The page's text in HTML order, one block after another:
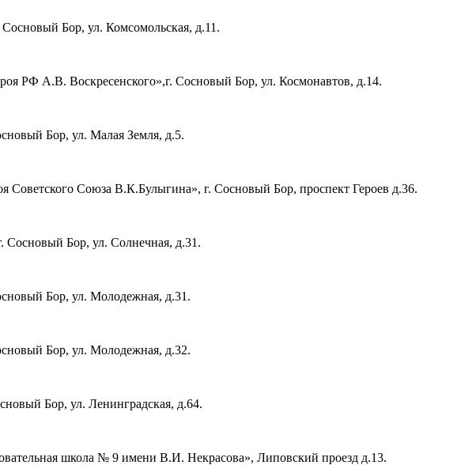
Бор, ул. Комсомольская, д.11.
А.В. Воскресенского»,г. Сосновый Бор, ул. Космонавтов, д.14.
Бор, ул. Малая Земля, д.5.
Союза В.К.Булыгина», г. Сосновый Бор, проспект Героев д.36.
Бор, ул. Солнечная, д.31.
Бор, ул. Молодежная, д.31.
Бор, ул. Молодежная, д.32.
Бор, ул. Ленинградская, д.64.
школа № 9 имени В.И. Некрасова», Липовский проезд д.13.